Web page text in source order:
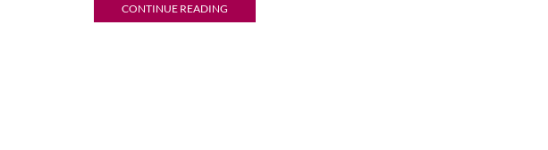
CONTINUE READING